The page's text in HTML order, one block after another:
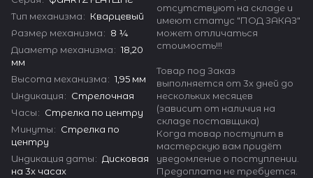
Тип механизма: Кварцевый
Размер механизма: 8 ¼
Диаметр механизма: 18,20
мм
Высота механизма: 1,95 мм
Индикация: Стрелочная
Часы: Стрелка по центру
Минуты: Стрелка по
центру
Индикация даты: Дисковая
на 3х часах
отсутствуют на складе и
имеют статус "ПОД ЗАКАЗ"
может отличаться
стоимость!!!
Товар под Заказ
выполняется от 3х дней до
нескольких месяцев
(зависит от наличия на
складе поставщика)
Когда товар поступит в
мастерскую вам придёт
уведомление о поступлении.
Предоплата не требуется.